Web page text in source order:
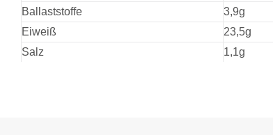
Ballaststoffe
3,9g
Eiweiß
23,5g
Salz
1,1g